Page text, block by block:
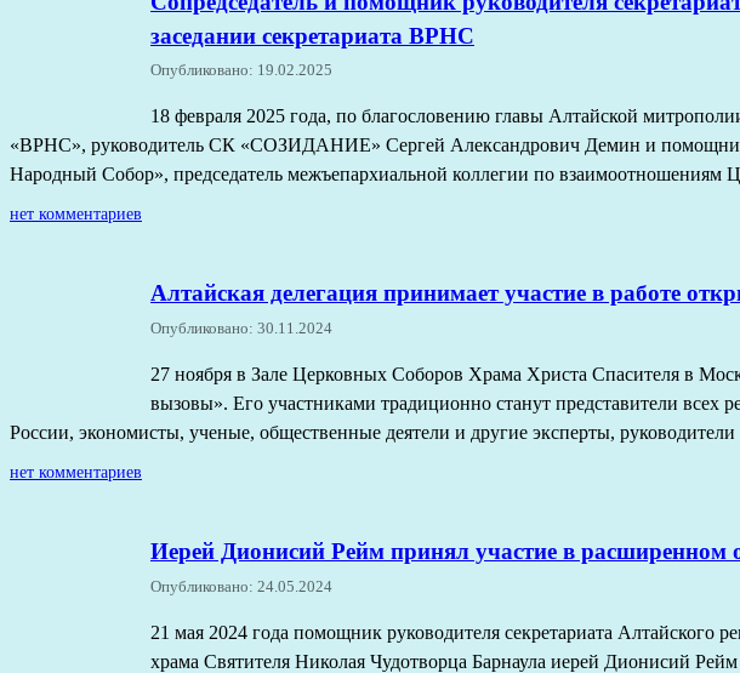
заседании секретариата ВРНС
Опубликовано: 19.02.2025
18 февраля 2025 года, по благословению главы Алтайской
«ВРНС», руководитель СК «СОЗИДАНИЕ» Сергей Александрович Демин и помощник
Народный Собор», председатель межъепархиальной коллегии по
нет комментариев
Алтайская делегация принимает участие в работе
Опубликовано: 30.11.2024
27 ноября в Зале Церковных Соборов Храма Христа Спасителя в
вызовы». Его участниками традиционно станут представители
России, экономисты, ученые, общественные деятели и другие эксперты,
нет комментариев
Иерей Дионисий Рейм принял участие в расширенном
Опубликовано: 24.05.2024
21 мая 2024 года помощник руководителя секретариата
храма Святителя Николая Чудотворца Барнаула иерей Дионисий